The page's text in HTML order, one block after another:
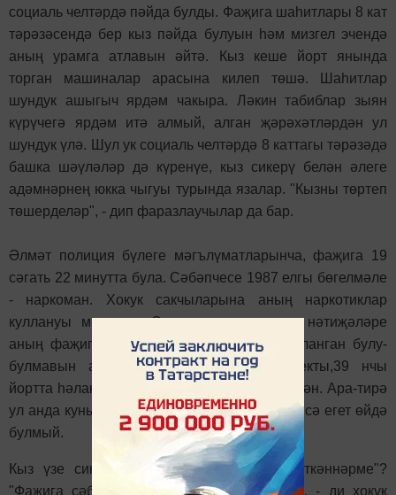
социаль челтәрдә пәйда булды. Фаҗига шаһитлары 8 кат
тәрәзәсендә бер кыз пәйда булуын һәм мизгел эчендә
аның урамга атлавын әйтә. Кыз кеше йорт янында
торган машиналар арасына килеп төшә. Шаһитлар
шундук ашыгыч ярдәм чакыра. Ләкин табиблар зыян
күрүчегә ярдәм итә алмый, алган җәрәхәтләрдән ул
шундук үлә. Шул ук социаль челтәрдә 8 каттагы тәрәзәдә
башка шәүләләр дә күренүе, кыз сикерү белән әлеге
адәмнәрнең юкка чыгуы турында язалар. "Кызны төртеп
төшерделәр", - дип фаразлаучылар да бар.
Әлмәт полиция бүлеге мәгълүматларынча, фаҗига 19
сәгать 22 минутта була. Сәбәпчесе 1987 елгы бөгелмәле
- наркоман. Хокук сакчыларына аның наркотиклар
куллануы мәгълүм. Әмма мәрхүмне яру нәтиҗәләре
аның фаҗига вакытында наркотиклар кулланган булу-
булмавын ачыкламаган.Төзүчеләр проспекты,39 нчы
йортта һәлак булган кызның дус егете яшәгән. Ара-тирә
ул анда кунып та кала торган булган. Кичә исә егет өйдә
булмый.
Кыз үзе сикергәнме, әллә аңа "ярдәм иткәннәрме"?
"Фаҗига сәбәпләре сүз йөртергә иртәрәк", - ди хокук